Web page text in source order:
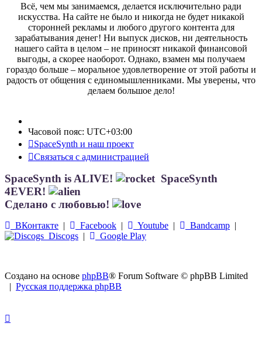
Всё, чем мы занимаемся, делается исключительно ради
искусства. На сайте не было и никогда не будет никакой
сторонней рекламы и любого другого контента для
зарабатывания денег! Ни выпуск дисков, ни деятельность
нашего сайта в целом – не приносят никакой финансовой
выгоды, а скорее наоборот. Однако, взамен мы получаем
гораздо больше – моральное удовлетворение от этой работы и
радость от общения с единомышленниками. Мы уверены, что
делаем большое дело!
Часовой пояс: UTC+03:00
SpaceSynth и наш проект
Связаться с администрацией
SpaceSynth is ALIVE!
SpaceSynth
4EVER!
Сделано с любовью!
ВКонтакте | Facebook | Youtube | Bandcamp |
Discogs | Google Play
Создано на основе phpBB® Forum Software © phpBB Limited
| Русская поддержка phpBB